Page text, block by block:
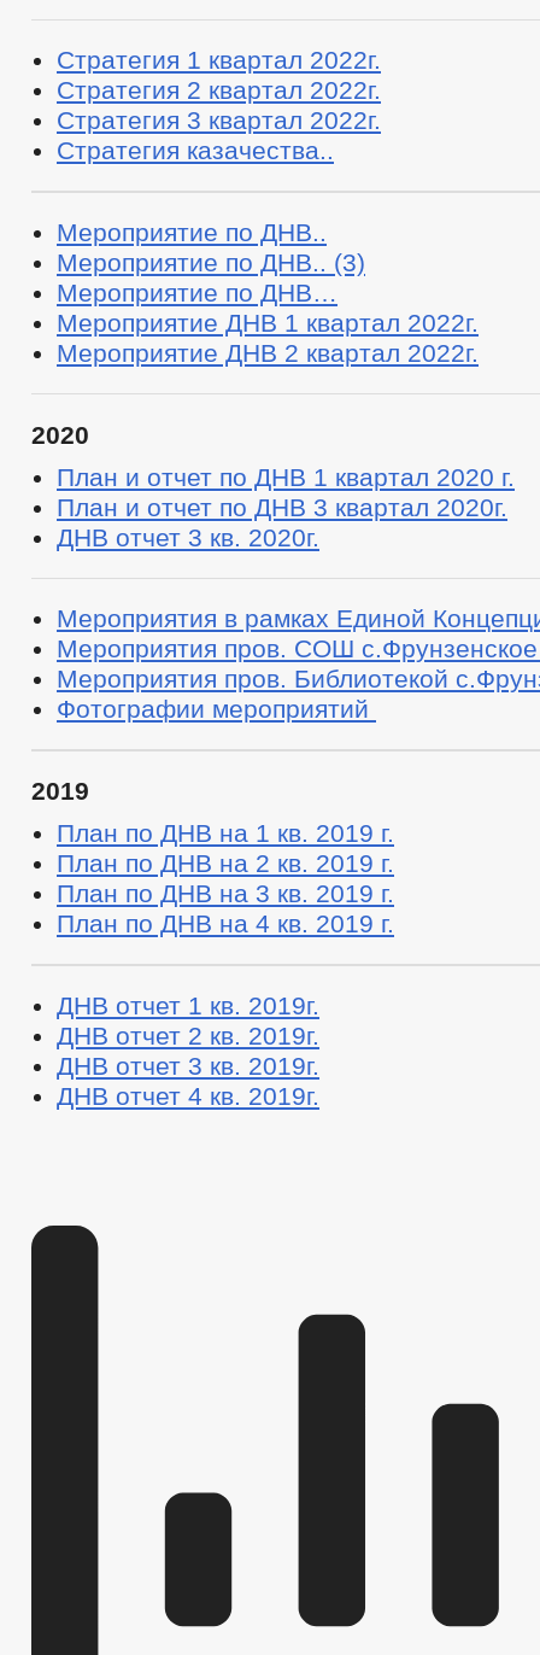
Стратегия 1 квартал 2022г.
Стратегия 2 квартал 2022г.
Стратегия 3 квартал 2022г.
Стратегия казачества..
Мероприятие по ДНВ..
Мероприятие по ДНВ.. (3)
Мероприятие по ДНВ…
Мероприятие ДНВ 1 квартал 2022г.
Мероприятие ДНВ 2 квартал 2022г.
2020
План и отчет по ДНВ 1 квартал 2020 г.
План и отчет по ДНВ 3 квартал 2020г.
ДНВ отчет 3 кв. 2020г.
Мероприятия в рамках Единой
Мероприятия пров. СОШ с.Фрунзенское
Мероприятия пров. Библиотекой
Фотографии мероприятий
2019
План по ДНВ на 1 кв. 2019 г.
План по ДНВ на 2 кв. 2019 г.
План по ДНВ на 3 кв. 2019 г.
План по ДНВ на 4 кв. 2019 г.
ДНВ отчет 1 кв. 2019г.
ДНВ отчет 2 кв. 2019г.
ДНВ отчет 3 кв. 2019г.
ДНВ отчет 4 кв. 2019г.